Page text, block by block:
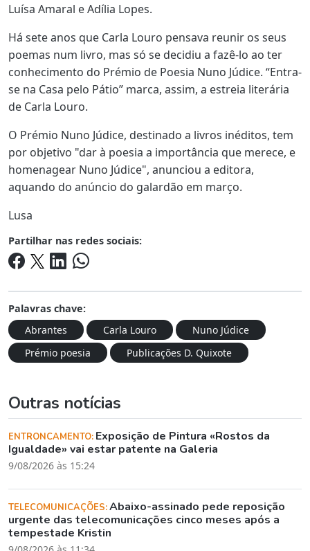
Luísa Amaral e Adília Lopes.
Há sete anos que Carla Louro pensava reunir os seus
poemas num livro, mas só se decidiu a fazê-lo ao ter
conhecimento do Prémio de Poesia Nuno Júdice. “Entra-
se na Casa pelo Pátio” marca, assim, a estreia literária
de Carla Louro.
O Prémio Nuno Júdice, destinado a livros inéditos, tem
por objetivo "dar à poesia a importância que merece, e
homenagear Nuno Júdice", anunciou a editora,
aquando do anúncio do galardão em março.
Lusa
Partilhar nas redes sociais:
Palavras chave:
Abrantes
Carla Louro
Nuno Júdice
Prémio poesia
Publicações D. Quixote
Outras notícias
ENTRONCAMENTO: Exposição de Pintura «Rostos da
Igualdade» vai estar patente na Galeria
9/08/2026 às 15:24
TELECOMUNICAÇÕES:Abaixo-assinado pede reposição
urgente das telecomunicações cinco meses após a
tempestade Kristin